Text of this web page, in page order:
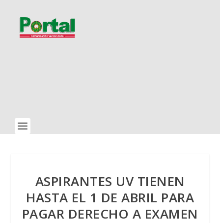
ASPIRANTES UV TIENEN
HASTA EL 1 DE ABRIL PARA
PAGAR DERECHO A EXAMEN